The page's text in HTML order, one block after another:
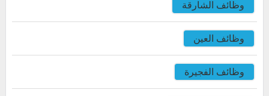
وظائف الشارقة
وظائف العين
وظائف الفجيرة